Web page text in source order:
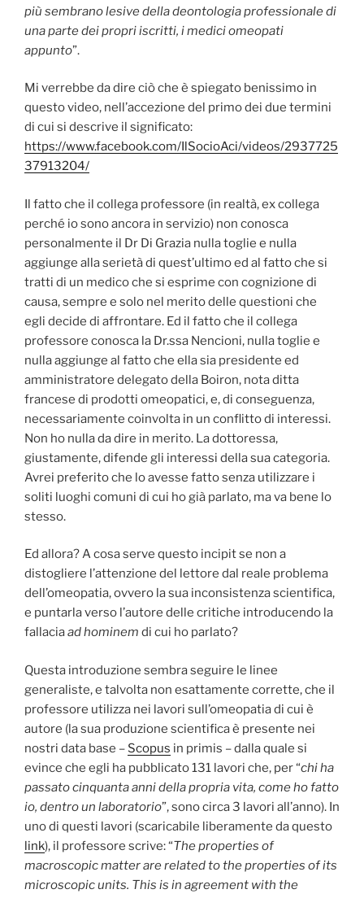
più sembrano lesive della deontologia professionale di
una parte dei propri iscritti, i medici omeopati
appunto”.
Mi verrebbe da dire ciò che è spiegato benissimo in
questo video, nell’accezione del primo dei due termini
di cui si descrive il significato:
https://www.facebook.com/IlSocioAci/videos/2937725
37913204/
Il fatto che il collega professore (in realtà, ex collega
perché io sono ancora in servizio) non conosca
personalmente il Dr Di Grazia nulla toglie e nulla
aggiunge alla serietà di quest’ultimo ed al fatto che si
tratti di un medico che si esprime con cognizione di
causa, sempre e solo nel merito delle questioni che
egli decide di affrontare. Ed il fatto che il collega
professore conosca la Dr.ssa Nencioni, nulla toglie e
nulla aggiunge al fatto che ella sia presidente ed
amministratore delegato della Boiron, nota ditta
francese di prodotti omeopatici, e, di conseguenza,
necessariamente coinvolta in un conflitto di interessi.
Non ho nulla da dire in merito. La dottoressa,
giustamente, difende gli interessi della sua categoria.
Avrei preferito che lo avesse fatto senza utilizzare i
soliti luoghi comuni di cui ho già parlato, ma va bene lo
stesso.
Ed allora? A cosa serve questo incipit se non a
distogliere l’attenzione del lettore dal reale problema
dell’omeopatia, ovvero la sua inconsistenza scientifica,
e puntarla verso l’autore delle critiche introducendo la
fallaciaad hominem di cui ho parlato?
Questa introduzione sembra seguire le linee
generaliste, e talvolta non esattamente corrette, che il
professore utilizza nei lavori sull’omeopatia di cui è
autore (la sua produzione scientifica è presente nei
nostri data base – Scopus in primis – dalla quale si
evince che egli ha pubblicato 131 lavori che, per “chi ha
passato cinquanta anni della propria vita, come ho fatto
io, dentro un laboratorio”, sono circa 3 lavori all’anno). In
uno di questi lavori (scaricabile liberamente da questo
link), il professore scrive: “The properties of
macroscopic matter are related to the properties of its
microscopic units. This is in agreement with the